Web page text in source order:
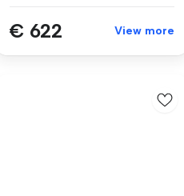
€ 622 View more